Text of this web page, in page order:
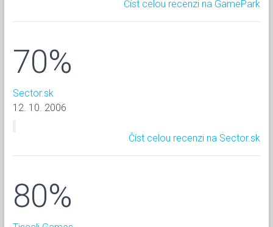
Číst celou recenzi na GamePark
70%
Sector.sk
12. 10. 2006
Číst celou recenzi na Sector.sk
80%